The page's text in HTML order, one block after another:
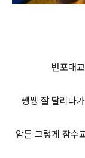
반포대
쌩쌩 잘 달리다
암튼 그렇게 잠수